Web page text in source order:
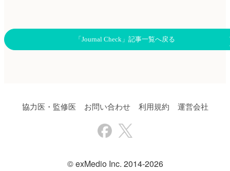
「Journal Check」記事一覧へ戻る
© exMedio Inc. 2014-2026
協力医・監修医 お問い合わせ 利用規約 運営会社